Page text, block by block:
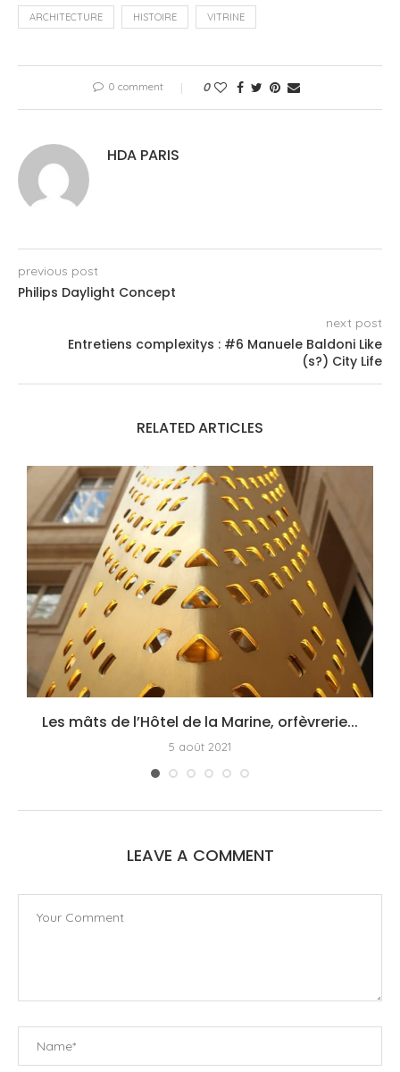
ARCHITECTURE HISTOIRE VITRINE
0 comment 0
HDA PARIS
previous post
Philips Daylight Concept
next post
Entretiens complexitys : #6 Manuele Baldoni Like
(s?) City Life
RELATED ARTICLES
Les mâts de l’Hôtel de la Marine, orfèvrerie...
5 août 2021
LEAVE A COMMENT